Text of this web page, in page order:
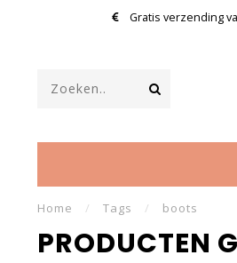
Gratis verzending
Home / Tags / boots
PRODUCTEN